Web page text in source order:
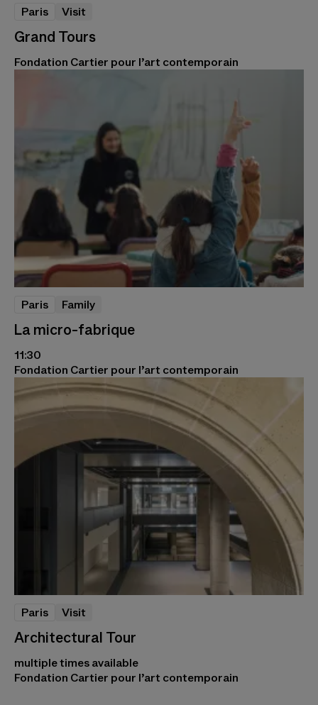
Grand Tours
Paris Visit
Fondation Cartier pour l’art contemporain
La micro-fabrique
Paris Family
11:30
Fondation Cartier pour l’art contemporain
Architectural Tour
Paris Visit
multiple times available
Fondation Cartier pour l’art contemporain